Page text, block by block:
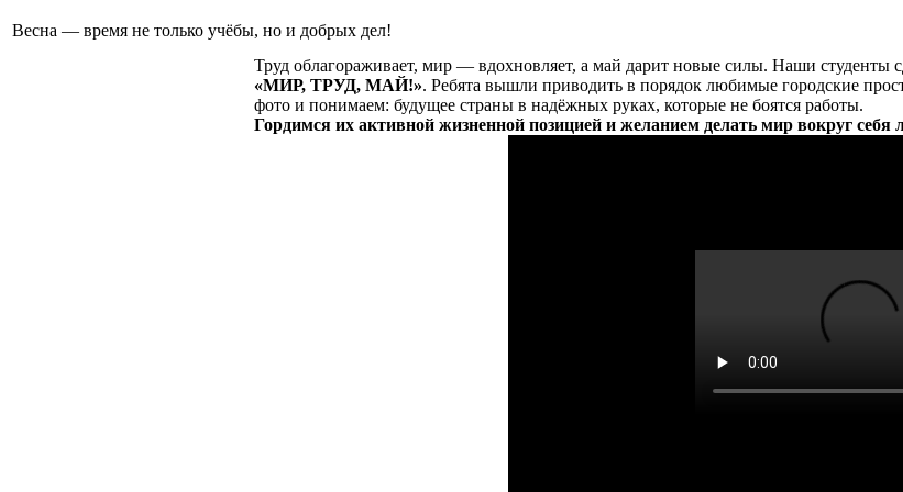
Весна — время не только учёбы, но и добрых дел!
Труд облагораживает, мир — вдохновляет, а май дарит новые силы. Наши студенты
«МИР, ТРУД, МАЙ!». Ребята вышли приводить в порядок любимые городские
фото и понимаем: будущее страны в надёжных руках, которые не боятся работы.
Гордимся их активной жизненной позицией и желанием делать мир вокруг себя